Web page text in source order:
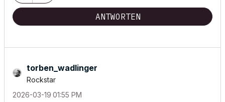
POSIWID – The Purpose Of a System Is What It Does ///
«Furthermore, I consider that Carth...yearly releases
destroyed»
ANTWORTEN
torben_wadlinger
Rockstar
‎2026-03-19 01:55 PM